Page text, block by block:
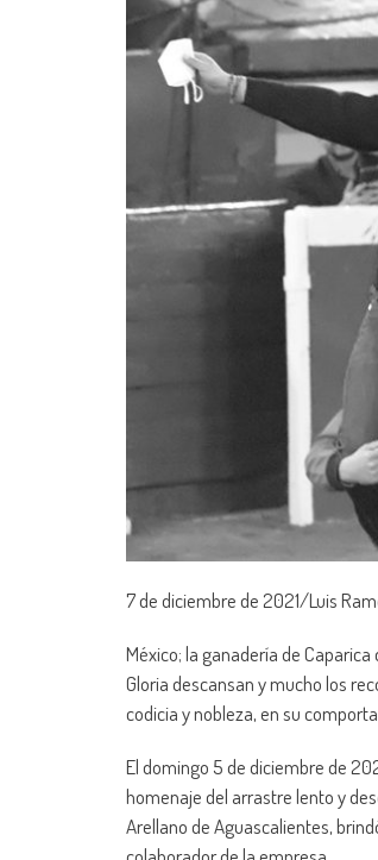
7 de diciembre de 2021/Luis
México; la ganadería de
Gloria descansan y mucho los
codicia y nobleza, en su
El domingo 5 de diciembre de
homenaje del arrastre lento y
Arellano de Aguascalientes,